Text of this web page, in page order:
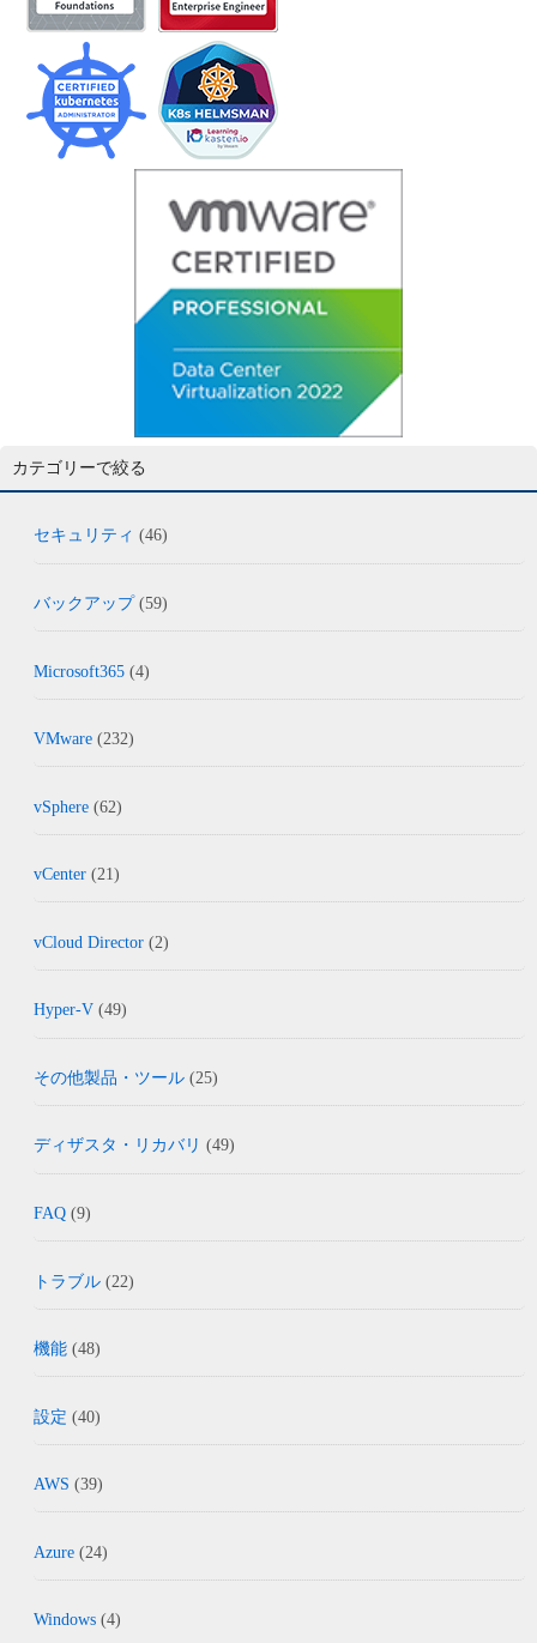
カテゴリーで絞る
セキュリティ (46)
バックアップ(59)
Microsoft365 (4)
VMware (232)
vSphere (62)
vCenter (21)
vCloud Director (2)
Hyper-V (49)
その他製品・ツール (25)
ディザスタ・リカバリ (49)
FAQ (9)
トラブル (22)
機能 (48)
設定 (40)
AWS (39)
Azure (24)
Windows (4)